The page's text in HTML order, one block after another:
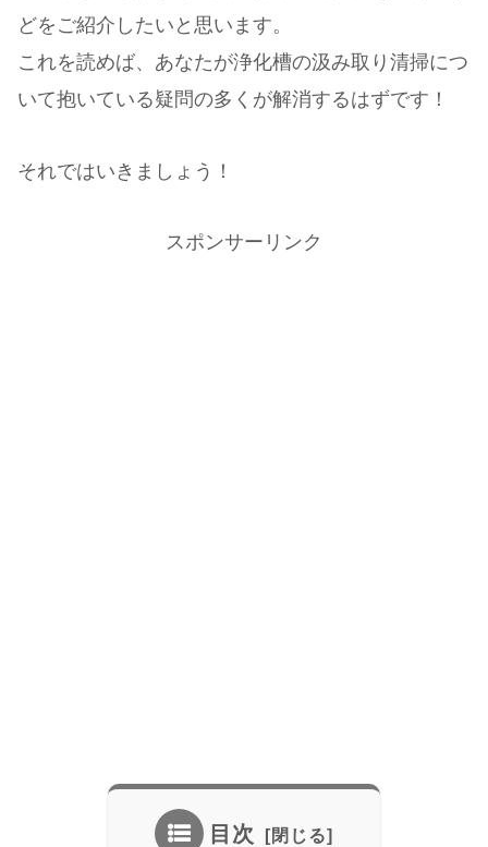
どをご紹介したいと思います。
これを読めば、あなたが浄化槽の汲み取り清掃につ
いて抱いている疑問の多くが解消するはずです！
それではいきましょう！
スポンサーリンク
目次